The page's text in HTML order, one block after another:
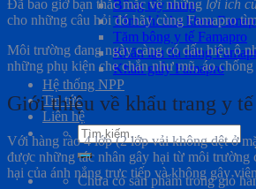
Bông tẩy trang
Tăm chỉ nha khoa
Tăm bông y tế Famapro
Khăn lau đa năng
Khăn giấy Famapro
Hệ thống NPP
Tin tức
Liên hệ
Tìm
kiếm:
Chưa có sản phẩm trong giỏ
Đã bao giờ bạn thắc mắc về những lợi ích
cho những câu hỏi đó hãy cùng Famapro
Môi trường đang ngày càng có dấu hiệu ô
những phụ kiện che chắn như mũ, áo
Giới thiệu về khẩu trang y tế
Với hàng rào 4 lớp (2 lớp vải không dệt ở
được những tác nhân gây hại từ môi
hại của ánh nắng trực tiếp và không gây